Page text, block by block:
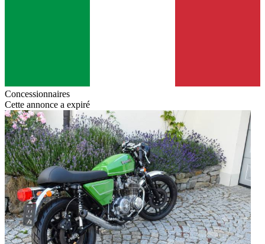
Concessionnaires
Cette annonce a expiré